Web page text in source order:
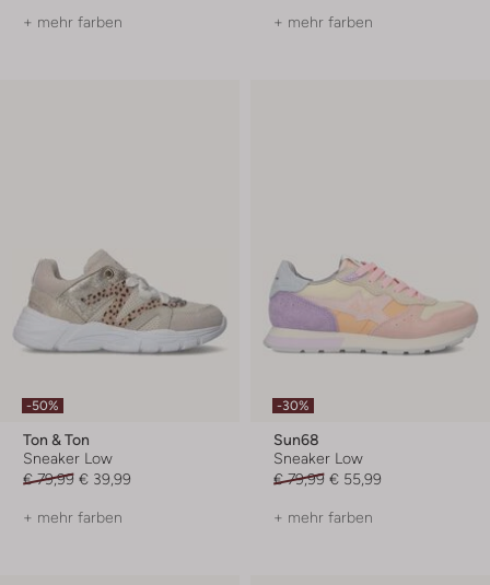
+ mehr farben + mehr farben
-50%
Ton & Ton
Sneaker Low
€ 79,99 € 39,99
+ mehr farben
-30%
Sun68
Sneaker Low
€ 79,99 € 55,99
+ mehr farben